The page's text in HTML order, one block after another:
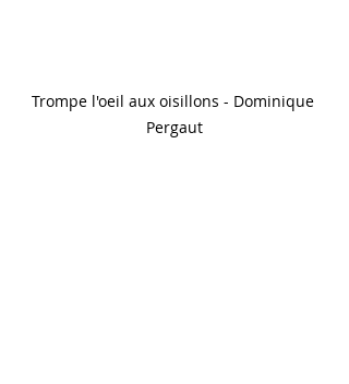
Trompe l'oeil aux oisillons - Dominique
Pergaut